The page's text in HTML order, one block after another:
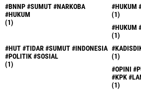
#BNNP #SUMUT #NARKOBA
#HUKUM
(1)
#HUKUM
(1)
#HUKUM
(1)
#HUT #TIDAR #SUMUT #INDONESIA
#POLITIK #SOSIAL
(1)
(1)
#OPINI
#KPK
(1)